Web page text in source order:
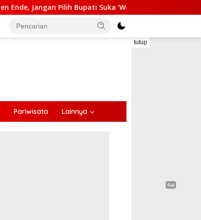
Bupati Suka ‘Wora-Wora’
tutup
Pariwisata Lainnya